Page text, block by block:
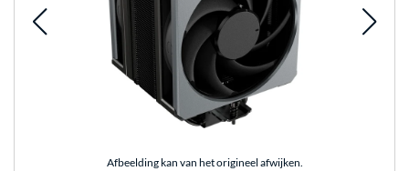
Afbeelding kan van het origineel afwijken.